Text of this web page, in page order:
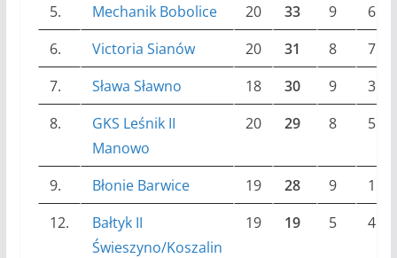
5.
Mechanik Bobolice 20 33 9
6
6.
Victoria Sianów 20 31 8
7
7.
Sława Sławno 18 30 9
3
8.
GKS Leśnik II
Manowo
20 29 8 5
9. Błonie Barwice 19 28 9
1
12.
Bałtyk II
Świeszyno/Koszalin
19 19 5 4